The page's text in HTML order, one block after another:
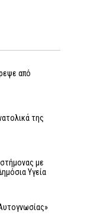
από
της
με
Υγεία